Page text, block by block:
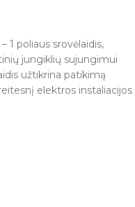
– 1 poliaus srovėlaidis,
jungiklių sujungimui
užtikrina patikimą
elektros instaliacijos